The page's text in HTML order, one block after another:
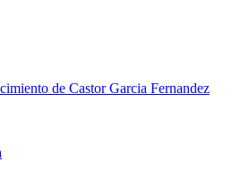
de Castor Garcia Fernandez